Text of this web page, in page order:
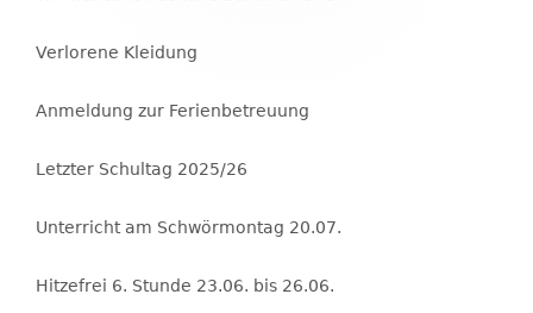
Verlorene Kleidung
Anmeldung zur Ferienbetreuung
Letzter Schultag 2025/26
Unterricht am Schwörmontag 20.07.
Hitzefrei 6. Stunde 23.06. bis 26.06.